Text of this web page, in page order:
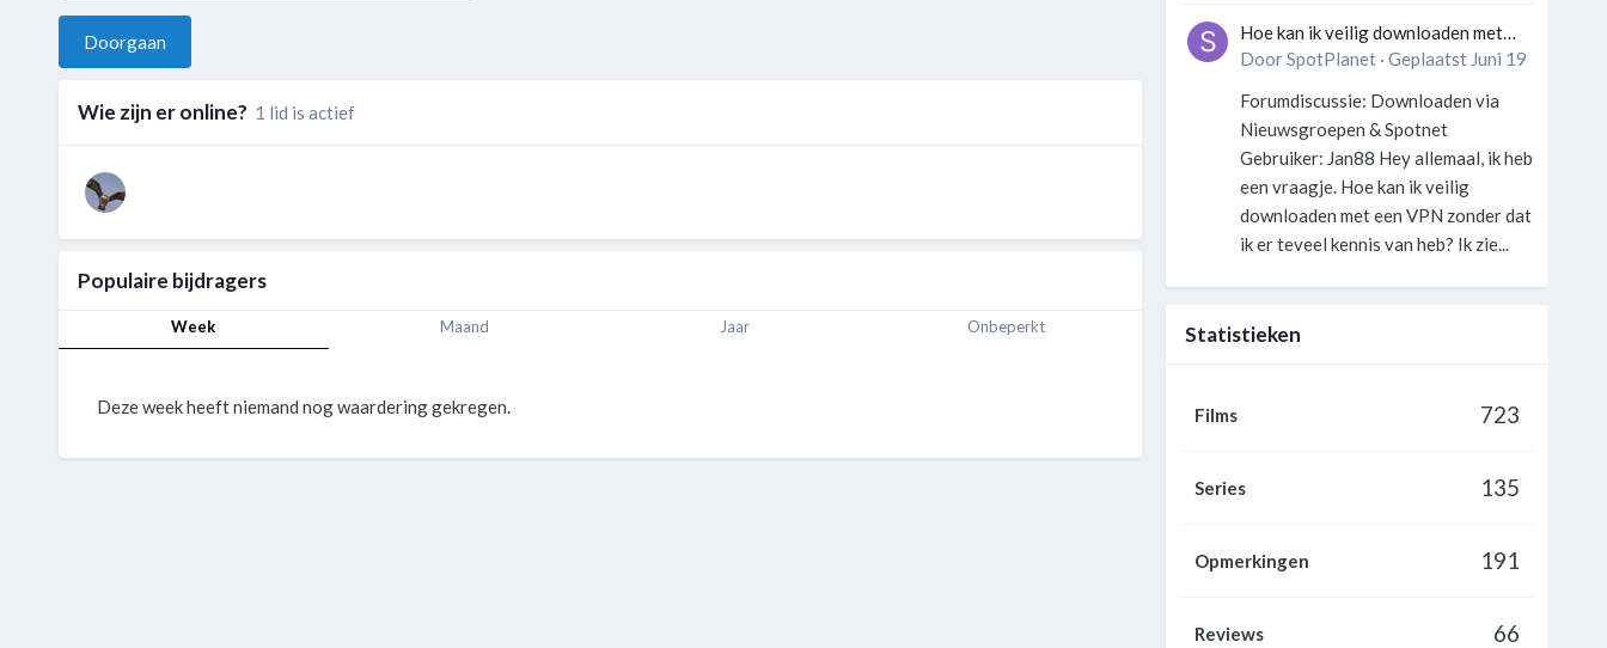
Doorgaan
Wie zijn er online? 1 lid is actief
Populaire bijdragers
Week Maand Jaar Onbeperkt
Deze week heeft niemand nog waardering gekregen.
Hoe kan ik veilig downloaden met
een VPN zonder technische kennis?
DoorSpotPlanet· Geplaatst Juni 19
Forumdiscussie: Downloaden via
Nieuwsgroepen & Spotnet
Gebruiker: Jan88 Hey allemaal, ik heb
een vraagje. Hoe kan ik veilig
downloaden met een VPN zonder dat
ik er teveel kennis van heb? Ik zie...
Statistieken
Films 723
Series 135
Opmerkingen 191
Reviews 66